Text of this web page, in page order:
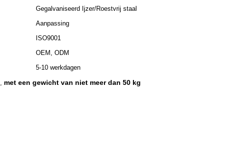
Gegalvaniseerd Ijzer/Roestvrij staal
Aanpassing
ISO9001
OEM, ODM
5-10 werkdagen
, met een gewicht van niet meer dan 50 kg